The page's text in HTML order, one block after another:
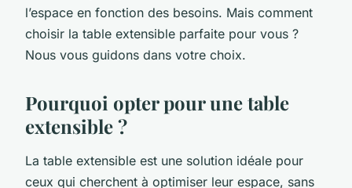
l’espace en fonction des besoins. Mais comment
choisir la table extensible parfaite pour vous ?
Nous vous guidons dans votre choix.
Pourquoi opter pour une table
extensible ?
La table extensible est une solution idéale pour
ceux qui cherchent à optimiser leur espace, sans